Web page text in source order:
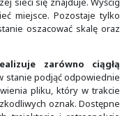
przez takie
po zmianie jego
w naszej sieci się
mieć miejsce.
w stanie